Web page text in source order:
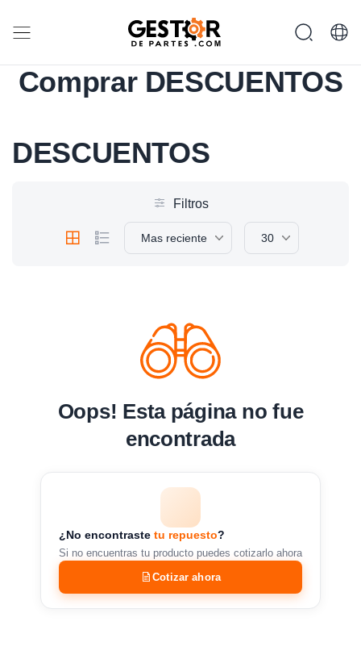
Comprar DESCUENTOS
DESCUENTOS
Filtros
Mas reciente 30
Oops! Esta página no fue
encontrada
¿No encontraste tu repuesto?
Si no encuentras tu producto puedes cotizarlo ahora
Cotizar ahora